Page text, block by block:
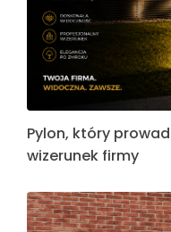
Pylon, który
wizerunek firmy